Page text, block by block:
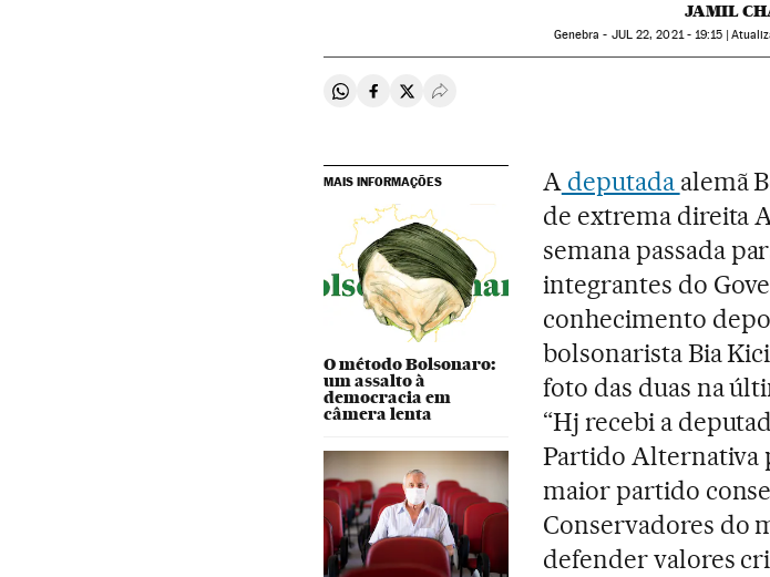
JAMIL
Genebra - JUL22, 2021 - 19:15
Compartir en Whatsapp
Compartir en Facebook
Compartir en Twitter
Desplegar Redes Sociales
MAIS INFORMAÇÕES
O método Bolsonaro:
um assalto à
democracia em
câmera lenta
Adeputada alemã
de extrema direita
semana passada
integrantes do
conhecimento
bolsonarista Bia
foto das duas na
“Hj recebi a
Partido Alternativa
maior partido
Conservadores do
defender valores